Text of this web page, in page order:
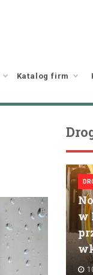
Katalog firm
w